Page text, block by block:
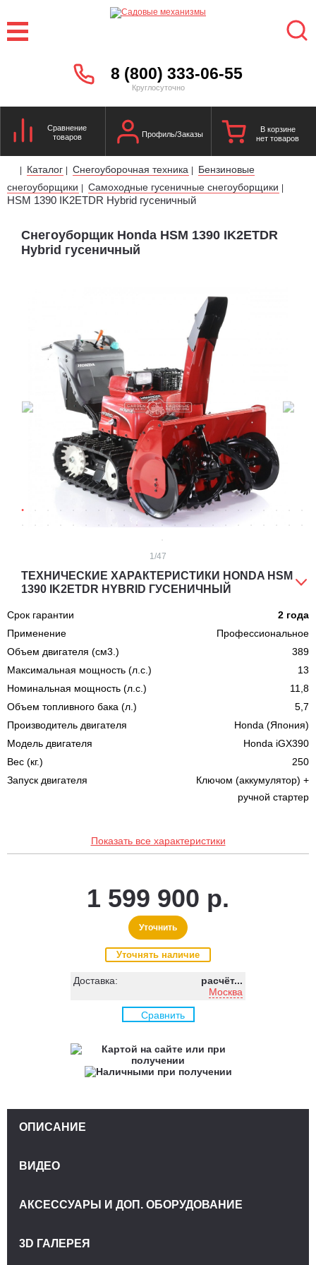
8 (800) 333-06-55
Круглосуточно
Сравнение
товаров
Профиль/Заказы
В корзине
нет товаров
| Каталог | Снегоуборочная техника |
Бензиновые
снегоуборщики | Самоходные гусеничные снегоуборщики |
HSM 1390 IK2ETDR Hybrid гусеничный
Снегоуборщик Honda HSM 1390 IK2ETDR
Hybrid гусеничный
1 /47
ТЕХНИЧЕСКИЕ ХАРАКТЕРИСТИКИ HONDA HSM
1390 IK2ETDR HYBRID ГУСЕНИЧНЫЙ
Срок гарантии
2 года
Применение
Профессиональное
Объем двигателя (см3.)
389
Максимальная мощность (л.с.)
13
Номинальная мощность (л.с.)
11,8
Объем топливного бака (л.)
5,7
Производитель двигателя
Honda (Япония)
Модель двигателя
Honda iGX390
Вес (кг.)
250
Запуск двигателя
Ключом (аккумулятор) +
ручной стартер
Показать все характеристики
1 599 900 р.
Уточнить
Уточнять наличие
Доставка:
расчёт...
Москва
Сравнить
ОПИСАНИЕ
ВИДЕО
АКСЕССУАРЫ И ДОП. ОБОРУДОВАНИЕ
3D ГАЛЕРЕЯ